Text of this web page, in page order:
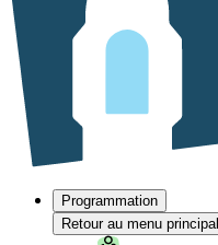
Programmation
Retour au menu principal